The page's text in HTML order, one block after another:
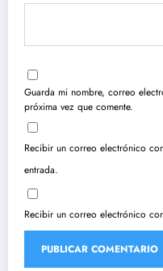
Guarda mi nombre, correo
próxima vez que comente.
Recibir un correo electrónico
entrada.
Recibir un correo electrónico